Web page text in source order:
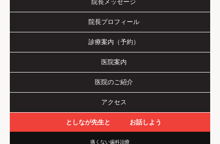
院長メッセージ
院長プロフィール
診療案内（予約）
医院案内
医院のご紹介
アクセス
としなが先生と お話しよう
痛くない歯科治療